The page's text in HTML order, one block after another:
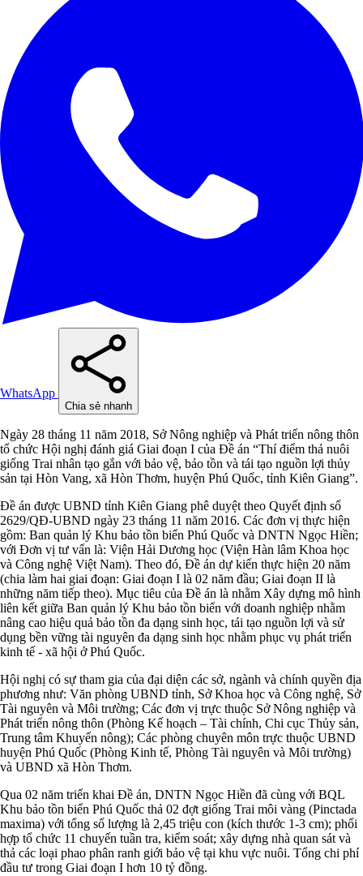
WhatsApp
Chia sẻ nhanh
Ngày 28 tháng 11 năm 2018, Sở Nông nghiệp và Phát triển nông thôn
tổ chức Hội nghị đánh giá Giai đoạn I của Đề án “Thí điểm thả nuôi
giống Trai nhân tạo gắn với bảo vệ, bảo tồn và tái tạo nguồn lợi thủy
sản tại Hòn Vang, xã Hòn Thơm, huyện Phú Quốc, tỉnh Kiên Giang”.
Đề án được UBND tỉnh Kiên Giang phê duyệt theo Quyết định số
2629/QĐ-UBND ngày 23 tháng 11 năm 2016. Các đơn vị thực hiện
gồm: Ban quản lý Khu bảo tồn biển Phú Quốc và DNTN Ngọc Hiền;
với Đơn vị tư vấn là: Viện Hải Dương học (Viện Hàn lâm Khoa học
và Công nghệ Việt Nam). Theo đó, Đề án dự kiến thực hiện 20 năm
(chia làm hai giai đoạn: Giai đoạn I là 02 năm đầu; Giai đoạn II là
những năm tiếp theo). Mục tiêu của Đề án là nhằm Xây dựng mô hình
liên kết giữa Ban quản lý Khu bảo tồn biển với doanh nghiệp nhằm
nâng cao hiệu quả bảo tồn đa dạng sinh học, tái tạo nguồn lợi và sử
dụng bền vững tài nguyên đa dạng sinh học nhằm phục vụ phát triển
kinh tế - xã hội ở Phú Quốc.
Hội nghị có sự tham gia của đại diện các sở, ngành và chính quyền địa
phương như: Văn phòng UBND tỉnh, Sở Khoa học và Công nghệ, Sở
Tài nguyên và Môi trường; Các đơn vị trực thuộc Sở Nông nghiệp và
Phát triển nông thôn (Phòng Kế hoạch – Tài chính, Chi cục Thủy sản,
Trung tâm Khuyến nông); Các phòng chuyên môn trực thuộc UBND
huyện Phú Quốc (Phòng Kinh tế, Phòng Tài nguyên và Môi trường)
và UBND xã Hòn Thơm.
Qua 02 năm triển khai Đề án, DNTN Ngọc Hiền đã cùng với BQL
Khu bảo tồn biển Phú Quốc thả 02 đợt giống Trai môi vàng (Pinctada
maxima) với tổng số lượng là 2,45 triệu con (kích thước 1-3 cm); phối
hợp tổ chức 11 chuyến tuần tra, kiểm soát; xây dựng nhà quan sát và
thả các loại phao phân ranh giới bảo vệ tại khu vực nuôi. Tổng chi phí
đầu tư trong Giai đoạn I hơn 10 tỷ đồng.